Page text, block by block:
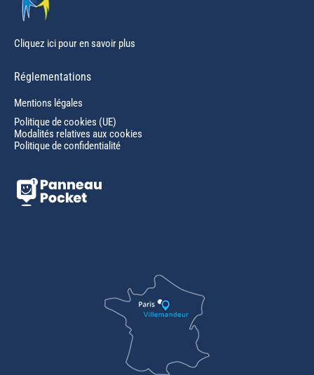
Cliquez ici pour en savoir plus
Réglementations
Mentions légales
Politique de cookies (UE)
Modalités relatives aux cookies
Politique de confidentialité